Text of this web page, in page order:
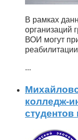
В рамках
организаций
ВОИ могут
...
колледж-
студентов